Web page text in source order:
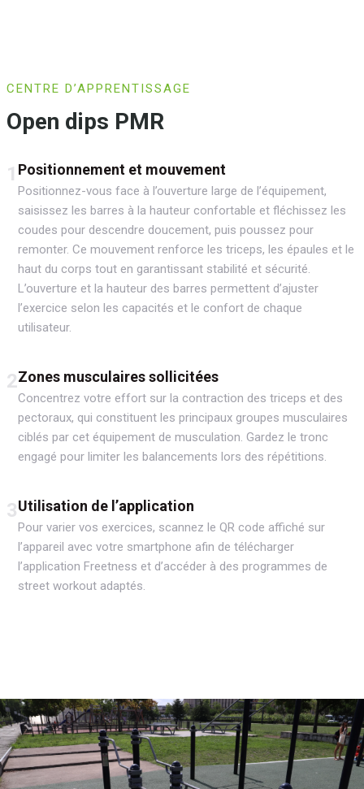
CENTRE D’APPRENTISSAGE
Open dips PMR
1 Positionnement et mouvement
Positionnez-vous face à l’ouverture large de l’équipement,
saisissez les barres à la hauteur confortable et fléchissez les
coudes pour descendre doucement, puis poussez pour
remonter. Ce mouvement renforce les triceps, les épaules et le
haut du corps tout en garantissant stabilité et sécurité.
L’ouverture et la hauteur des barres permettent d’ajuster
l’exercice selon les capacités et le confort de chaque
utilisateur.
2Zones musculaires sollicitées
Concentrez votre effort sur la contraction des triceps et des
pectoraux, qui constituent les principaux groupes musculaires
ciblés par cet équipement de musculation. Gardez le tronc
engagé pour limiter les balancements lors des répétitions.
3Utilisation de l’application
Pour varier vos exercices, scannez le QR code affiché sur
l’appareil avec votre smartphone afin de télécharger
l’application Freetness et d’accéder à des programmes de
street workout adaptés.